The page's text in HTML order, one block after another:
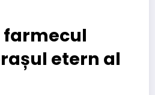
farmecul
etern al